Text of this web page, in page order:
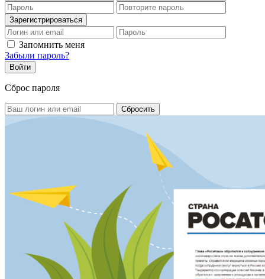
Запомнить меня
Забыли пароль?
Сброс пароля